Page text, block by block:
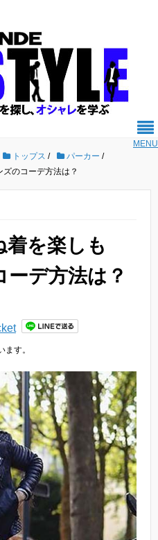
MENU
トップス / パーカー /
のコーデ方法は？
着を楽しも
ーデ方法は？
す。